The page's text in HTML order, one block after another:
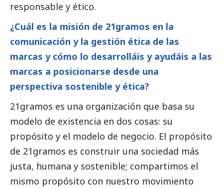
responsable y ético.
¿Cuál es la misión de 21gramos en la
comunicación y la gestión ética de las
marcas y cómo lo desarrolláis y ayudáis a las
marcas a posicionarse desde una
perspectiva sostenible y ética?
21gramos es una organización que basa su
modelo de existencia en dos cosas: su
propósito y el modelo de negocio. El propósito
de 21gramos es construir una sociedad más
justa, humana y sostenible; compartimos el
mismo propósito con nuestro movimiento